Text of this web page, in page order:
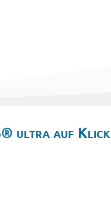
ultra auf Klick